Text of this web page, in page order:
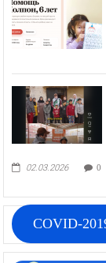
02.03.2026 0
COVID-